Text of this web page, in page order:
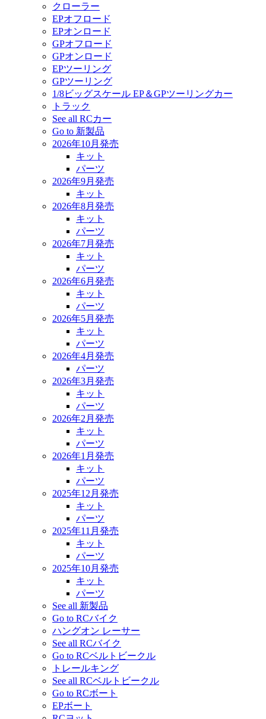
クローラー
EPオフロード
EPオンロード
GPオフロード
GPオンロード
EPツーリング
GPツーリング
1/8ビッグスケール EP＆GPツーリングカー
トラック
See all RCカー
Go to 新製品
2026年10月発売
キット
パーツ
2026年9月発売
キット
2026年8月発売
キット
パーツ
2026年7月発売
キット
パーツ
2026年6月発売
キット
パーツ
2026年5月発売
キット
パーツ
2026年4月発売
パーツ
2026年3月発売
キット
パーツ
2026年2月発売
キット
パーツ
2026年1月発売
キット
パーツ
2025年12月発売
キット
パーツ
2025年11月発売
キット
パーツ
2025年10月発売
キット
パーツ
See all 新製品
Go to RCバイク
ハングオン レーサー
See all RCバイク
Go to RCベルトビークル
トレールキング
See all RCベルトビークル
Go to RCボート
EPボート